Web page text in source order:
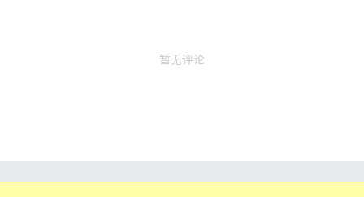
暂无评论